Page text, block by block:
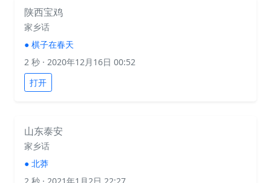
陕西宝鸡
家乡话
● 棋子在春天
2 秒 · 2020年12月16日 00:52
打开
山东泰安
家乡话
● 北莽